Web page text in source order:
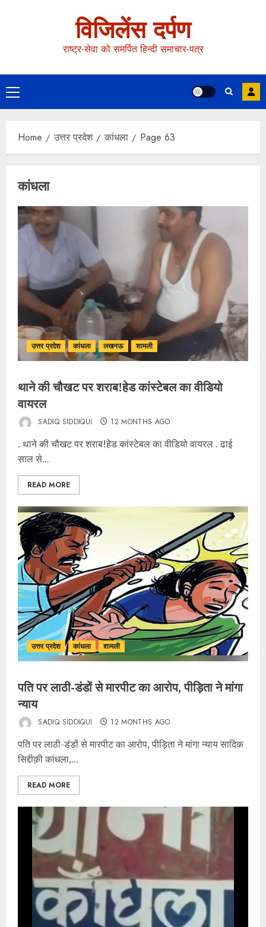
विजिलेंस दर्पण
राष्ट्र-सेवा को समर्पित हिन्दी समाचार-पत्र
Home उत्तर प्रदेश कांधला Page 63
कांधला
उत्तर प्रदेश कांधला लखनऊ शामली
थाने की चौखट पर शराब!हेड कांस्टेबल का वीडियो
वायरल
SADIQ SIDDIQUI 12 MONTHS AGO
. थाने की चौखट पर शराब!हेड कांस्टेबल का वीडियो वायरल . ढाई
साल से...
READ MORE
उत्तर प्रदेश कांधला शामली
पति पर लाठी-डंडों से मारपीट का आरोप, पीड़िता ने मांगा
न्याय
SADIQ SIDDIQUI 12 MONTHS AGO
पति पर लाठी-डंडों से मारपीट का आरोप, पीड़िता ने मांगा न्याय सादिक
सिद्दीक़ी कांधला,...
READ MORE